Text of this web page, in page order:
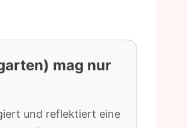
mag nur
und reflektiert eine